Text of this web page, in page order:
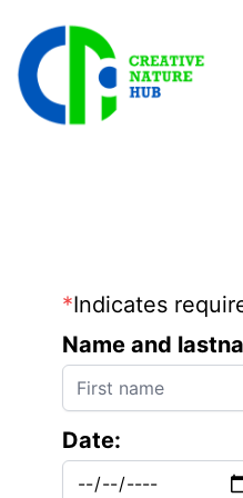
*Indicates
Name and
Date: